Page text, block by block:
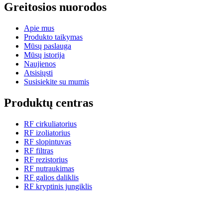
Greitosios nuorodos
Apie mus
Produkto taikymas
Mūsų paslauga
Mūsų istorija
Naujienos
Atsisiųsti
Susisiekite su mumis
Produktų centras
RF cirkuliatorius
RF izoliatorius
RF slopintuvas
RF filtras
RF rezistorius
RF nutraukimas
RF galios daliklis
RF kryptinis jungiklis